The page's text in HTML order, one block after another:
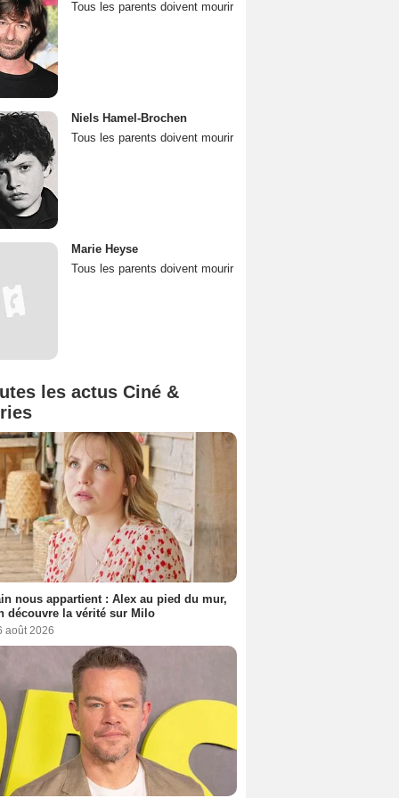
Tous les parents doivent mourir
Niels Hamel-Brochen
Tous les parents doivent mourir
Marie Heyse
Tous les parents doivent mourir
les actus Ciné &
nous appartient : Alex au pied du mur,
découvre la vérité sur Milo
août 2026